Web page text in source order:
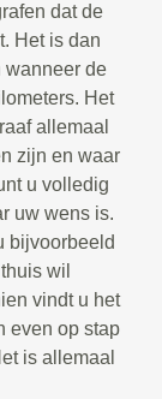
dat de
Het is dan
wanneer de
Het
allemaal
zijn en waar
u volledig
uw wens is.
bijvoorbeeld
wil
vindt u het
even op stap
is allemaal